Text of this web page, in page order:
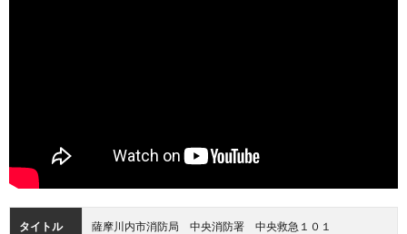
タイトル 薩摩川内市消防局 中央消防署 中央救急１０１